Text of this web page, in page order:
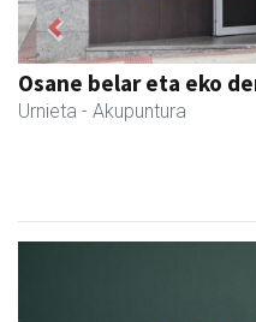
Itxaspe
Urnieta - Frutategiak
Previous